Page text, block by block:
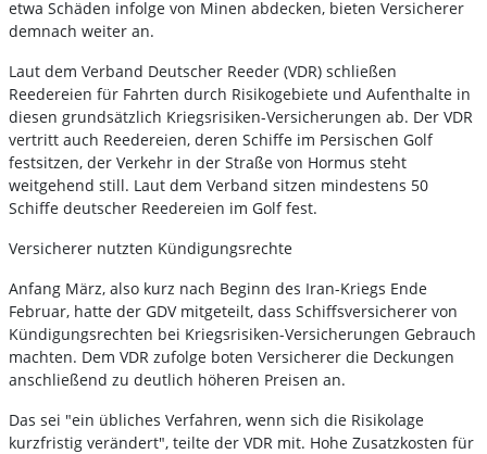
etwa Schäden infolge von Minen abdecken, bieten Versicherer
demnach weiter an.
Laut dem Verband Deutscher Reeder (VDR) schließen
Reedereien für Fahrten durch Risikogebiete und Aufenthalte in
diesen grundsätzlich Kriegsrisiken-Versicherungen ab. Der VDR
vertritt auch Reedereien, deren Schiffe im Persischen Golf
festsitzen, der Verkehr in der Straße von Hormus steht
weitgehend still. Laut dem Verband sitzen mindestens 50
Schiffe deutscher Reedereien im Golf fest.
Versicherer nutzten Kündigungsrechte
Anfang März, also kurz nach Beginn des Iran-Kriegs Ende
Februar, hatte der GDV mitgeteilt, dass Schiffsversicherer von
Kündigungsrechten bei Kriegsrisiken-Versicherungen Gebrauch
machten. Dem VDR zufolge boten Versicherer die Deckungen
anschließend zu deutlich höheren Preisen an.
Das sei "ein übliches Verfahren, wenn sich die Risikolage
kurzfristig verändert", teilte der VDR mit. Hohe Zusatzkosten für